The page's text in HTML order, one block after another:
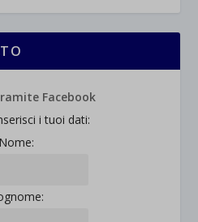
i tuoi dati:
Nome: